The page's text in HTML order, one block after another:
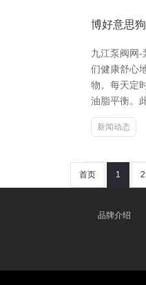
博好意思
九江泵阀网-
们健康舒心
物。每天定
油脂平衡。
新闻动态
首页 1 2
品牌介绍